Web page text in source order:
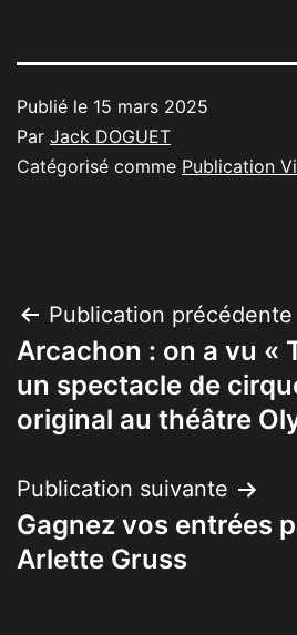
Publié le 15 mars 2025
Par Jack DOGUET
Catégorisé comme Publication
Navigation
de
l’article
Publication précédente
Arcachon : on a vu «
un spectacle de
original au théâtre
Publication suivante
Gagnez vos entrées
Arlette Gruss